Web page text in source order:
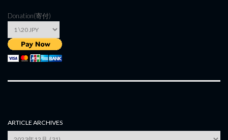
Donation(寄付)
ARTICLE ARCHIVES